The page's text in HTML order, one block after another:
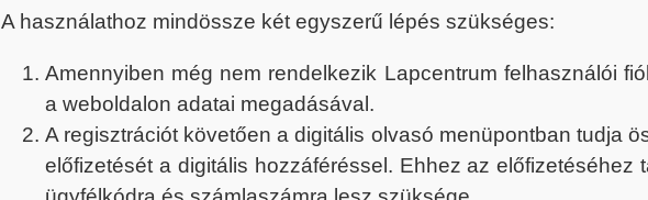
A használathoz mindössze két egyszerű lépés szükséges:
Amennyiben még nem rendelkezik Lapcentrum felhasználói
a weboldalon adatai megadásával.
A regisztrációt követően a digitális olvasó menüpontban tudja
előfizetését a digitális hozzáféréssel. Ehhez az előfizetéséhez